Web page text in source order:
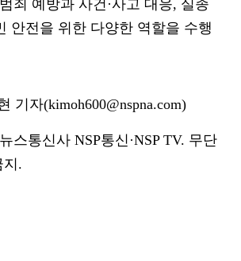
죄 예방과 사건·사고 대응, 실종
안전을 위한 다양한 역할을 수행
기자(kimoh600@nspna.com)
스통신사 NSP통신·NSP TV. 무단
지.